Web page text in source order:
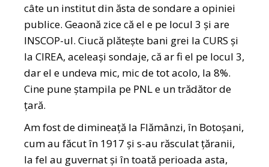
câte un institut din ăsta de sondare a opiniei
publice. Geaonă zice că el e pe locul 3 și are
INSCOP-ul. Ciucă plătește bani grei la CURS și
la CIREA, aceleași sondaje, că ar fi el pe locul 3,
dar el e undeva mic, mic de tot acolo, la 8%.
Cine pune ștampila pe PNL e un trădător de
țară.
Am fost de dimineață la Flămânzi, în Botoșani,
cum au făcut în 1917 și s-au răsculat țăranii,
la fel au guvernat și în toată perioada asta,